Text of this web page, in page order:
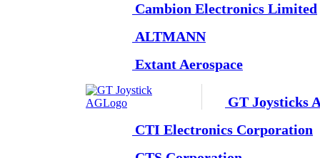
Cambion Electronics Limited
ALTMANN
Extant Aerospace
GT Joysticks
CTI Electronics Corporation